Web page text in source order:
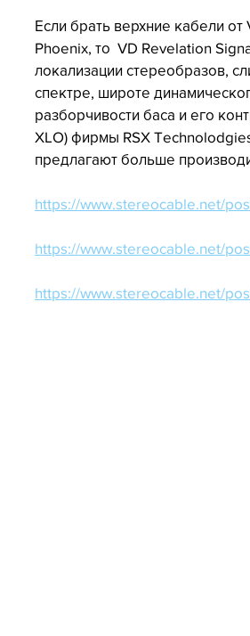
Если брать верхние кабели
Phoenix, то  VD Revelation
локализации стереобразов,
спектре, широте
разборчивости баса и его
XLO) фирмы RSX
предлагают больше
https://www.stereocable.net/
https://www.stereocable.net/
https://www.stereocable.net/